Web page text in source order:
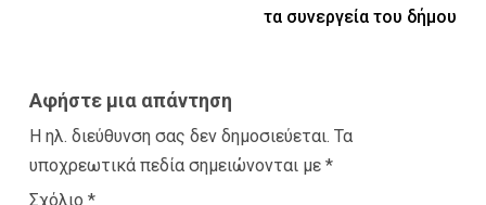
τα συνεργεία του δήμου
Αφήστε μια απάντηση
Η ηλ. διεύθυνση σας δεν δημοσιεύεται. Τα
υποχρεωτικά πεδία σημειώνονται με *
Σχόλιο *